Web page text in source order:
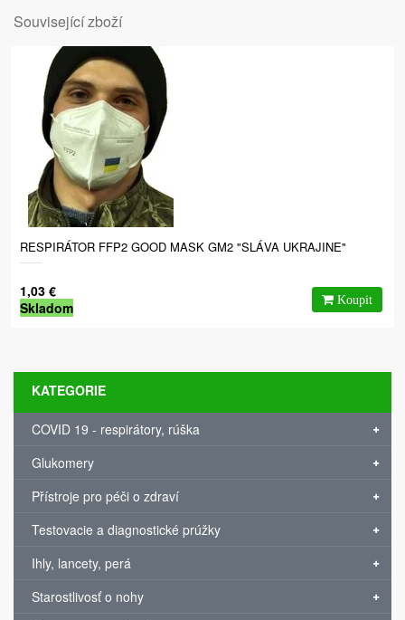
Související zboží
RESPIRÁTOR FFP2 GOOD MASK GM2 "SLÁVA UKRAJINE"
1,03 €
Skladom
KATEGORIE
COVID 19 - respirátory, rúška
Glukomery
Přístroje pro péči o zdraví
Testovacie a diagnostické prúžky
Ihly, lancety, perá
Starostlivosť o nohy